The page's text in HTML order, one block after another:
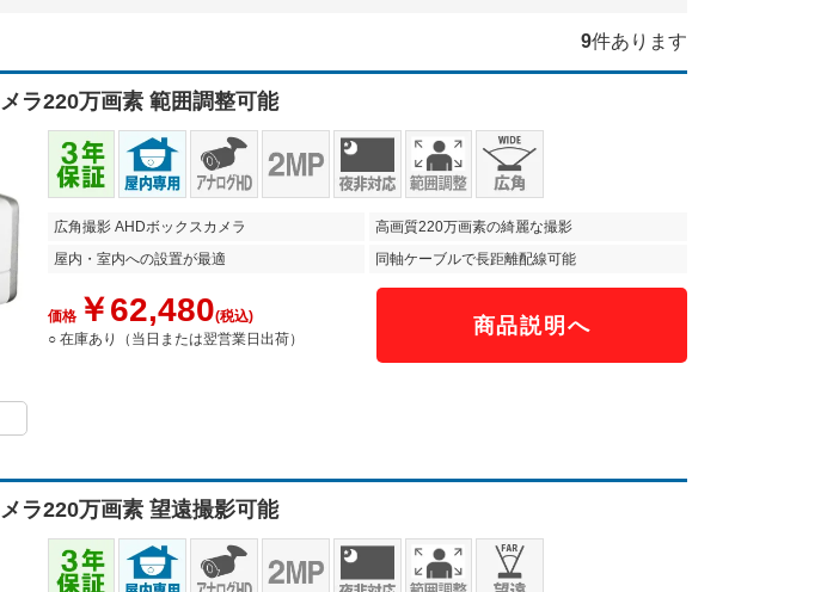
9件あります
ラ220万画素 範囲調整可能
広角撮影 AHDボックスカメラ
高画質220万画素の綺麗な撮影
屋内・室内への設置が最適
同軸ケーブルで長距離配線可能
価格￥62,480(税込)
○ 在庫あり（当日または翌営業日出荷）
商品説明へ
ラ220万画素 望遠撮影可能